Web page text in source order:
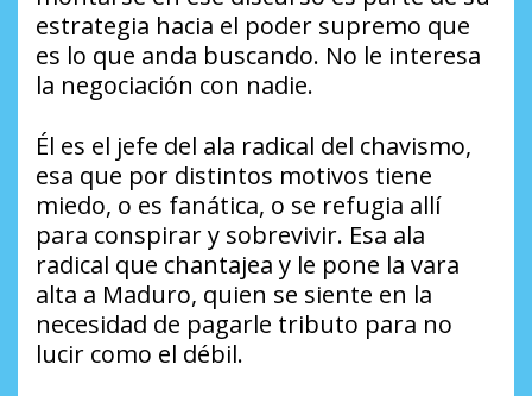
estrategia hacia el poder supremo que
es lo que anda buscando. No le interesa
la negociación con nadie.
Él es el jefe del ala radical del chavismo,
esa que por distintos motivos tiene
miedo, o es fanática, o se refugia allí
para conspirar y sobrevivir. Esa ala
radical que chantajea y le pone la vara
alta a Maduro, quien se siente en la
necesidad de pagarle tributo para no
lucir como el débil.